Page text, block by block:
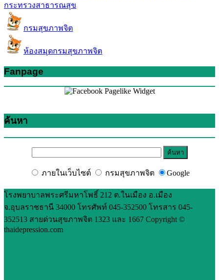
กระทรวงสาธารณสุข
กรมสุขภาพจิต
ห้องสมุดกรมสุขภาพจิต
Fanpage
ค้นหา
ภายในเว็บไซต์ กรมสุขภาพจิต Google
โรงพยาบาลพระศรีมหาโพธิ์ 212 ต.ในเมือง อ.เมือง
จ.อุบลราชธานี 34000 โทรศัพท์ 045-352500 โทรสาร 045-
352513 สายด่วนสุขภาพจิต 1323 และ 1667 Copyright ©
thaidepression.com